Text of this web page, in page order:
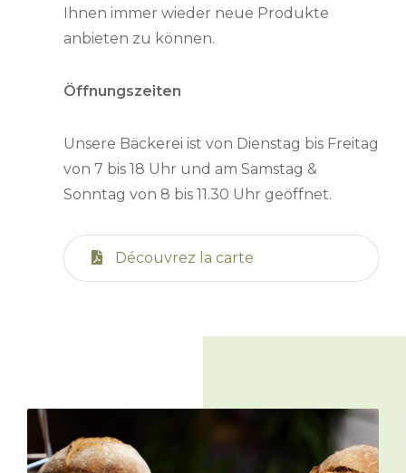
Ihnen immer wieder neue Produkte
anbieten zu können.
Öffnungszeiten
Unsere Bäckerei ist von Dienstag bis Freitag
von 7 bis 18 Uhr und am Samstag &
Sonntag von 8 bis 11.30 Uhr geöffnet.
Découvrez la carte